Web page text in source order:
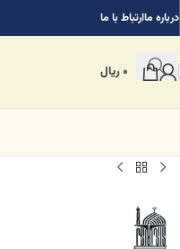
درباره ماارتباط با ما
0ریال